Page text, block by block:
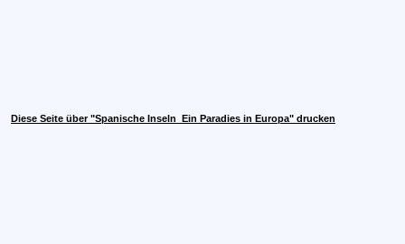
Diese Seite über "Spanische Inseln  Ein Paradies in Europa" drucken